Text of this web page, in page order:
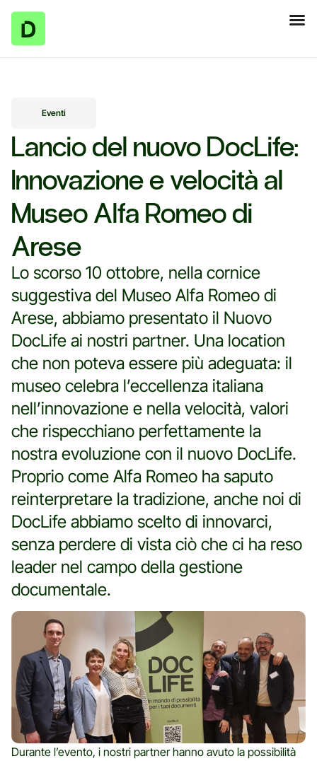
Eventi
Lancio del nuovo DocLife:
Innovazione e velocità al
Museo Alfa Romeo di
Arese
Lo scorso 10 ottobre, nella cornice
suggestiva del Museo Alfa Romeo di
Arese, abbiamo presentato il Nuovo
DocLife ai nostri partner. Una location
che non poteva essere più adeguata: il
museo celebra l’eccellenza italiana
nell’innovazione e nella velocità, valori
che rispecchiano perfettamente la
nostra evoluzione con il nuovo DocLife.
Proprio come Alfa Romeo ha saputo
reinterpretare la tradizione, anche noi di
DocLife abbiamo scelto di innovarci,
senza perdere di vista ciò che ci ha reso
leader nel campo della gestione
documentale.
Durante l’evento, i nostri partner hanno avuto la possibilità